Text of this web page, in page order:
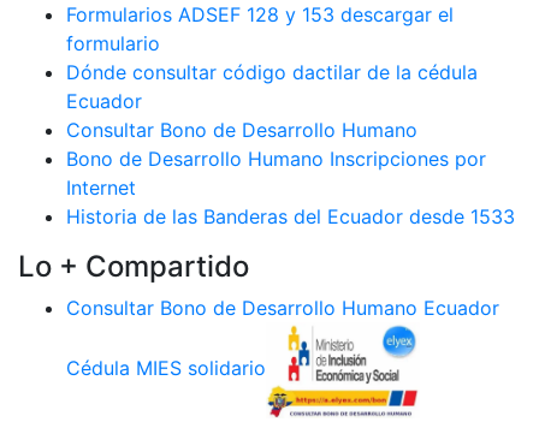
Formularios ADSEF 128 y 153 descargar el
formulario
Dónde consultar código dactilar de la cédula
Ecuador
Consultar Bono de Desarrollo Humano
Bono de Desarrollo Humano Inscripciones por
Internet
Historia de las Banderas del Ecuador desde 1533
Lo + Compartido
Consultar Bono de Desarrollo Humano Ecuador
Cédula MIES solidario